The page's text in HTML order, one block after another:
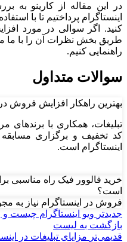
در این مقاله از کارینو به
اینستاگرام پرداختیم تا با
کنید. اگر سوالی در مورد
طریق بخش نظرات آن را با ما
راهنمایی کنیم.
سوالات متداول
بهترین راهکار افزایش فروش
تبلیغات، همکاری با برندهای
کد تخفیف و برگزاری
اینستاگرام است.
خرید فالوور فیک راه مناسبی
است؟
فروش در اینستاگرام نیاز به
جدیدتر ویو اینستاگرام چیست و
بازگشت به لیست
قدیمی‌تر مزایای تبلیغات در